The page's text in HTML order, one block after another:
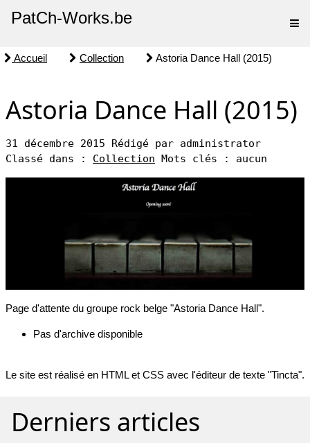
PatCh-Works.be
Accueil Collection Astoria Dance Hall (2015)
Astoria Dance Hall (2015)
31 décembre 2015 Rédigé par administrator
Classé dans : Collection Mots clés : aucun
Page d'attente du groupe rock belge "Astoria Dance Hall".
Pas d'archive disponible
Le site est réalisé en HTML et CSS avec l'éditeur de texte "Tincta".
Derniers articles